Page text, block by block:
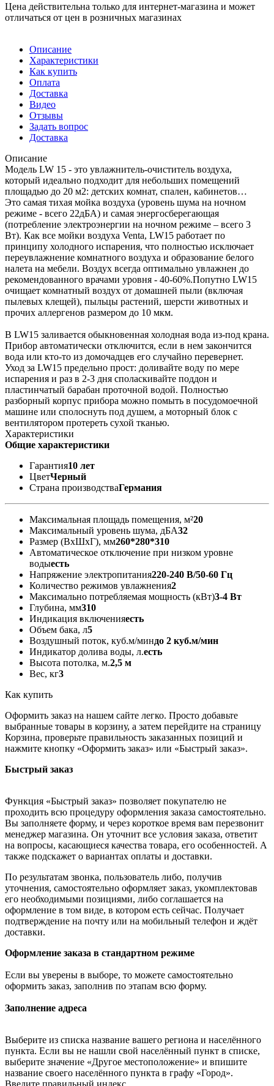
Цена действительна только для интернет-магазина и может
отличаться от цен в розничных магазинах
Описание
Характеристики
Как купить
Оплата
Доставка
Видео
Отзывы
Задать вопрос
Доставка
Описание
Модель LW 15 - это увлажнитель-очиститель воздуха,
который идеально подходит для небольших помещений
площадью до 20 м2: детских комнат, спален, кабинетов…
Это самая тихая мойка воздуха (уровень шума на ночном
режиме - всего 22дБА) и самая энергосберегающая
(потребление электроэнергии на ночном режиме – всего 3
Вт). Как все мойки воздуха Venta, LW15 работает по
принципу холодного испарения, что полностью исключает
переувлажнение комнатного воздуха и образование белого
налета на мебели. Воздух всегда оптимально увлажнен до
рекомендованного врачами уровня - 40-60%.Попутно LW15
очищает комнатный воздух от домашней пыли (включая
пылевых клещей), пыльцы растений, шерсти животных и
прочих аллергенов размером до 10 мкм.
В LW15 заливается обыкновенная холодная вода из-под крана.
Прибор автоматически отключится, если в нем закончится
вода или кто-то из домочадцев его случайно перевернет.
Уход за LW15 предельно прост: доливайте воду по мере
испарения и раз в 2-3 дня споласкивайте поддон и
пластинчатый барабан проточной водой. Полностью
разборный корпус прибора можно помыть в посудомоечной
машине или сполоснуть под душем, а моторный блок с
вентилятором протереть сухой тканью.
Характеристики
Общие характеристики
Гарантия10 лет
ЦветЧерный
Страна производстваГермания
Максимальная площадь помещения, м²20
Максимальный уровень шума, дБА32
Размер (ВxШxГ), мм260*280*310
Автоматическое отключение при низком уровне
водыесть
Напряжение электропитания220-240 В/50-60 Гц
Количество режимов увлажнения2
Максимально потребляемая мощность (кВт)3-4 Вт
Глубина, мм310
Индикация включенияесть
Объем бака, л5
Воздушный поток, куб.м/миндо 2 куб.м/мин
Индикатор долива воды, л.есть
Высота потолка, м.2,5 м
Вес, кг3
Как купить
Оформить заказ на нашем сайте легко. Просто добавьте
выбранные товары в корзину, а затем перейдите на страницу
Корзина, проверьте правильность заказанных позиций и
нажмите кнопку «Оформить заказ» или «Быстрый заказ».
Быстрый заказ
Функция «Быстрый заказ» позволяет покупателю не
проходить всю процедуру оформления заказа самостоятельно.
Вы заполняете форму, и через короткое время вам перезвонит
менеджер магазина. Он уточнит все условия заказа, ответит
на вопросы, касающиеся качества товара, его особенностей. А
также подскажет о вариантах оплаты и доставки.
По результатам звонка, пользователь либо, получив
уточнения, самостоятельно оформляет заказ, укомплектовав
его необходимыми позициями, либо соглашается на
оформление в том виде, в котором есть сейчас. Получает
подтверждение на почту или на мобильный телефон и ждёт
доставки.
Оформление заказа в стандартном режиме
Если вы уверены в выборе, то можете самостоятельно
оформить заказ, заполнив по этапам всю форму.
Заполнение адреса
Выберите из списка название вашего региона и населённого
пункта. Если вы не нашли свой населённый пункт в списке,
выберите значение «Другое местоположение» и впишите
название своего населённого пункта в графу «Город».
Введите правильный индекс.